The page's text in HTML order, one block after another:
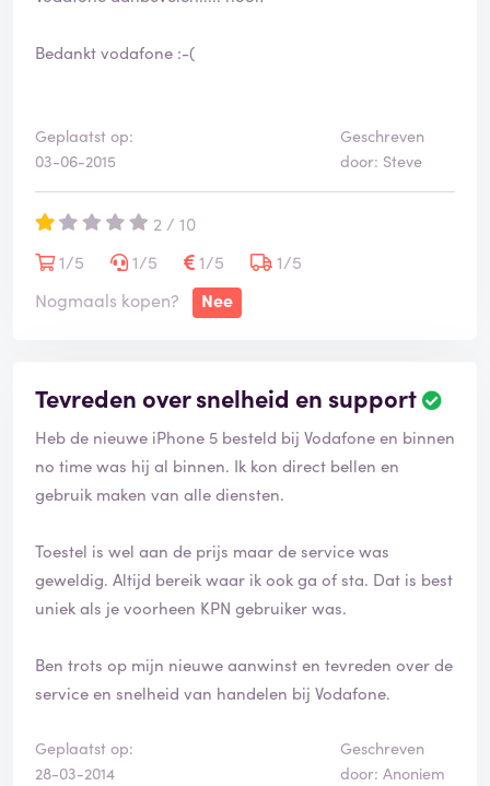
Bedankt vodafone :-(
Geplaatst op:
03-06-2015
Geschreven
door: Steve
2 / 10
1/5
1/5 1/5
1/5
Nogmaals kopen?
Nee
Tevreden over snelheid en support
Heb de nieuwe iPhone 5 besteld bij Vodafone en binnen
no time was hij al binnen. Ik kon direct bellen en
gebruik maken van alle diensten.
Toestel is wel aan de prijs maar de service was
geweldig. Altijd bereik waar ik ook ga of sta. Dat is best
uniek als je voorheen KPN gebruiker was.
Ben trots op mijn nieuwe aanwinst en tevreden over de
service en snelheid van handelen bij Vodafone.
Geplaatst op:
28-03-2014
Geschreven
door: Anoniem